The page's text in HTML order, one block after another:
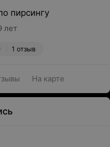
пирсингу
лет
1 отзыв
На карте